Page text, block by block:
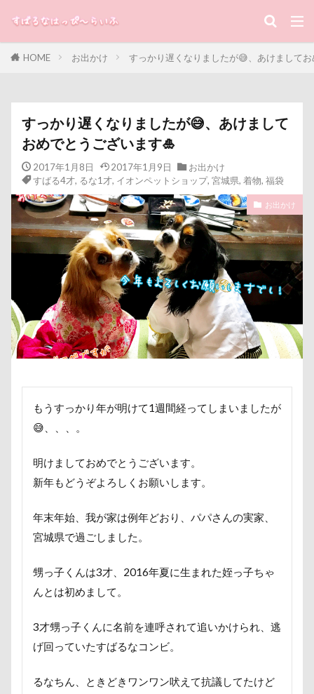
HOME お出かけ すっかり遅くなりましたが😅、あけまして
すっかり遅くなりましたが😅、あけまして
おめでとうございます🎍
2017年1月8日 2017年1月9日
お出かけ
すばる4才, るな1才, イオンペットショップ, 宮城県, 着物, 福袋
お出かけ
もうすっかり年が明けて1週間経ってしまいましたが
😅、、、。
明けましておめでとうございます。
新年もどうぞよろしくお願いします。
年末年始、我が家は例年どおり、パパさんの実家、
宮城県で過ごしました。
甥っ子くんは3才、2016年夏に生まれた姪っ子ちゃ
んとは初めまして。
3才甥っ子くんに名前を連呼されて追いかけられ、逃
げ回っていたすばるなコンビ。
るなちん、ときどきワンワン吠えて抗議してたけど
カテゴリー
タグ
100円ショップ 写真パネル 前橋市
初詣
出羽公園
出没！アド街ック天国
冷蔵庫
冷感ジェルマット
写真教室
写真撮影
写真加工
公園 動物殺処分ゼロ
八重桜
八街市
八ヶ岳
入間市
優玖（はるく）くん
優しい
働くおじさん
傘
健康チェック 加湿器
動物病院
保護犬
去勢手術 同胎
吉野家
叱られた
口タプ 受領印
取り込み中
取りあい
博物館
北海道直送
南相馬鹿島SA
千里浜なぎさドライブウェイ
千本松牧場
千ちゃん 北陸
三王山ふれあい公園
丘を越えて
世界平和
上尾市
三陸復興国立公園
三瓶くん
三峯神社
中年サラリーマン
中島フィールズ
中瀬公園